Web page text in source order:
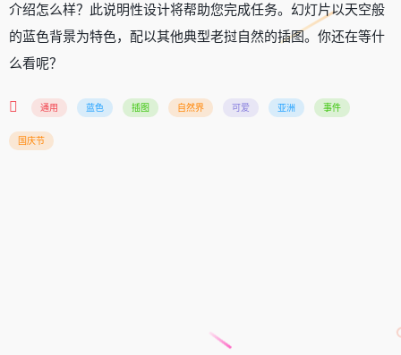
介绍怎么样？此说明性设计将帮助您完成任务。幻灯片以天空般
的蓝色背景为特色，配以其他典型老挝自然的插图。你还在等什
么看呢？
通用 蓝色 插图 自然界 可爱 亚洲 事件
国庆节